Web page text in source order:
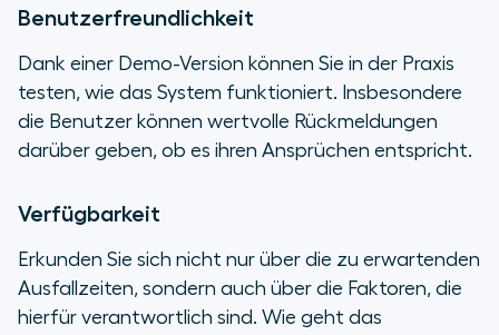
Benutzerfreundlichkeit
Dank einer Demo-Version können Sie in der Praxis
testen, wie das System funktioniert. Insbesondere
die Benutzer können wertvolle Rückmeldungen
darüber geben, ob es ihren Ansprüchen entspricht.
Verfügbarkeit
Erkunden Sie sich nicht nur über die zu erwartenden
Ausfallzeiten, sondern auch über die Faktoren, die
hierfür verantwortlich sind. Wie geht das